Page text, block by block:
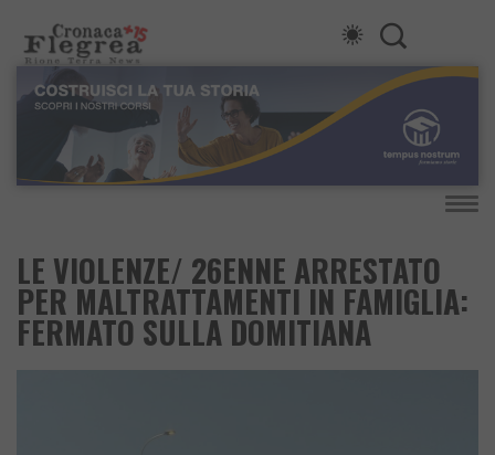
LE VIOLENZE/ 26ENNE ARRESTATO
PER MALTRATTAMENTI IN FAMIGLIA:
FERMATO SULLA DOMITIANA